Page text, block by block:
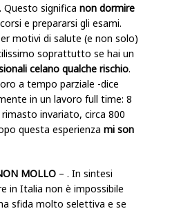
significa non dormire
e prepararsi gli esami.
motivi di salute (e non solo)
soprattutto se hai un
celano qualche rischio.
a tempo parziale -dice
in un lavoro full time: 8
invariato, circa 800
questa esperienza mi son
MOLLO – . In sintesi
in Italia non è impossibile
sfida molto selettiva e se